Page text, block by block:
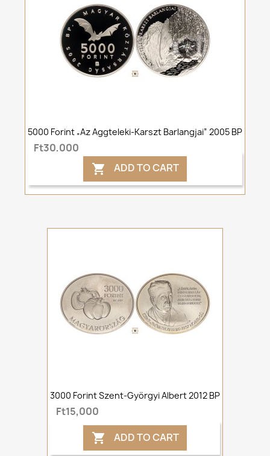
5000 Forint „Az Aggteleki-Karszt Barlangjai” 2005 BP
Ft30,000
 ADD TO CART
3000 Forint Szent-Györgyi Albert 2012 BP
Ft15,000
 ADD TO CART